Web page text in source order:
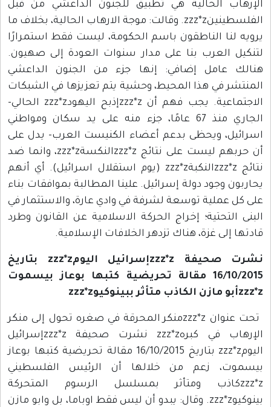
الإرهاب الحالية هي تطبيق للجنون الداعشي من قبل
الفلسطينينzzz*z. وقالت: موجة الارهاب الحالية، بخلاف ما
يرويه لنا الناطقون باسم الحكومة، ليست فقط استمرارًا
لتنكيل العرب بنا على مدار سنوات العودة إلى صهيون.
هنالك عامل إضافي: إنها جزء من الجنون الداعشي
المنتشر في هذا المحيط، وحشية يتم تعزيزها في الشبكات
الاجتماعية. يجب فهم أن zzz*zإذبح اليهودzzz*z الحالي-
الجاري منذ 67 عامًا، جزء منه على يد سكان ومواطني
اسرائيل، ويحظى بدعم أعضاء الكنيست العرب- يدل على
أن حربهم ليست على نتائج zzz*zالنكسةzzz*z، وانما ضد
نتائج zzz*zالنكبةzzz*z (يوم استقلال اسرائيل). أي أنهم
يحاربون وجود دولة إسرائيل. علينا المطالبة بموافقات بناء
على كل عملية توسعة لشرفة في وادي عارة، والاستثمار في
البنى التحتية؛ إخراج الحركة الاسلامية عن القانون وطرد
قادتها إلى غزة، هناك تزدهر الخلافات الإسلامية.
نشرت صحيفة zzz*zإسرائيل اليومzzz*z بتاريخ
16/10/2015 مقالة تحريضية كتبها بوعاز بيسموت
zzz*zأبو مازن الكاذب متأثر ببينوكيوzzz*z
تحت عنوان zzz*zمنكر المحرقة في صغره تحول إلى منكر
الإرهاب في كبرهzzz*z نشرت صحيفة zzz*zإسرائيل
اليومzzz*z بتاريخ 16/10/2015 مقالة تحريضية كتبها بوعاز
بيسموت، زعم من خلالها أن الرئيس الفلسطيني
zzz*zكاذب ومتأثر بمسلسل الرسوم المتحركة
بينوكيوzzz*z. وقال: يبدو أن ليس فقط اوباما، بل وابو مازن